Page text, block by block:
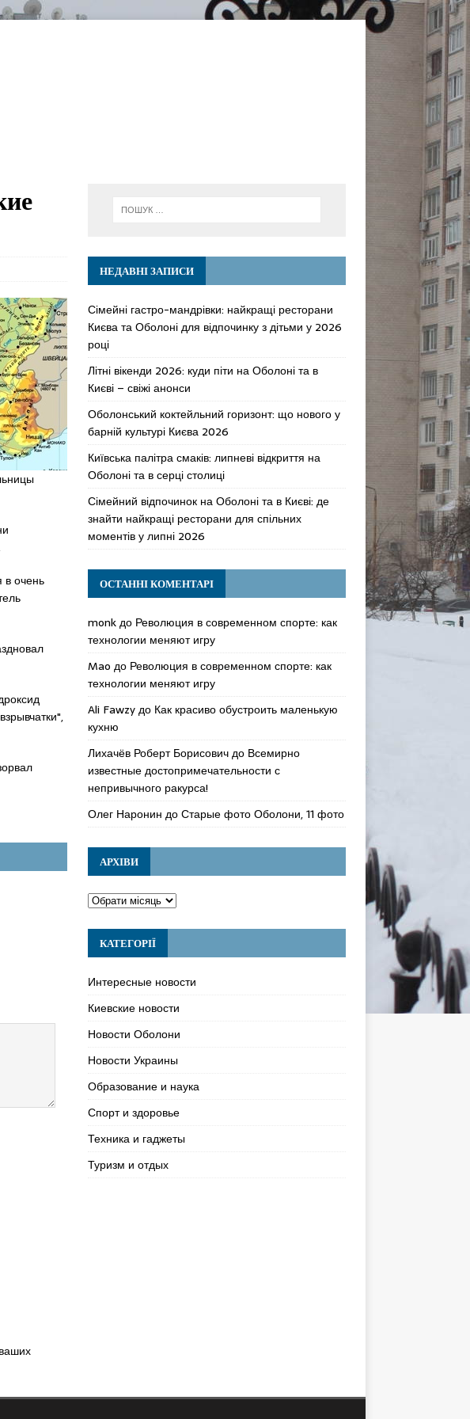
в очень
НЕДАВНІ ЗАПИСИ
Сімейні гастро-мандрівки: найкращі ресторани
Києва та Оболоні для відпочинку з дітьми у 2026
році
Літні вікенди 2026: куди піти на Оболоні та в
Києві – свіжі анонси
Оболонський коктейльний горизонт: що нового у
барній культурі Києва 2026
Київська палітра смаків: липневі відкриття на
Оболоні та в серці столиці
Сімейний відпочинок на Оболоні та в Києві: де
знайти найкращі ресторани для спільних
моментів у липні 2026
ОСТАННІ КОМЕНТАРІ
monkдо Революция в современном спорте: как
технологии меняют игру
Mao до Революция в современном спорте: как
технологии меняют игру
Ali Fawzyдо Как красиво обустроить маленькую
кухню
Лихачёв Роберт Борисовичдо Всемирно
известные достопримечательности с
непривычного ракурса!
Олег Наронин доСтарые фото Оболони, 11 фото
АРХІВИ
КАТЕГОРІЇ
Интересные новости
Киевские новости
Новости Оболони
Новости Украины
Образование и наука
Спорт и здоровье
Техника и гаджеты
Туризм и отдых